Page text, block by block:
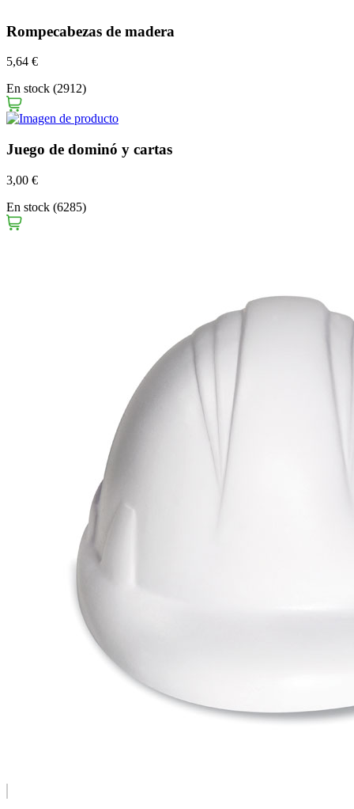
Rompecabezas de madera
5,64 €
En stock (2912)
Juego de dominó y cartas
3,00 €
En stock (6285)